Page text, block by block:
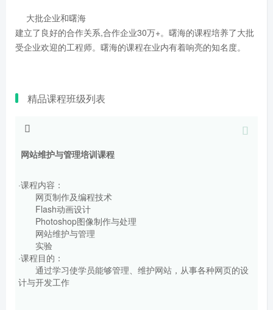
大批企业和曙海
建立了良好的合作关系,合作企业30万+。曙海的课程培养了大批
受企业欢迎的工程师。曙海的课程在业内有着响亮的知名度。
精品课程班级列表
网站维护与管理培训课程
·课程内容：
网页制作及编程技术
Flash动画设计
Photoshop图像制作与处理
网站维护与管理
实验
·课程目的：
通过学习使学员能够管理、维护网站，从事各种网页的设
计与开发工作